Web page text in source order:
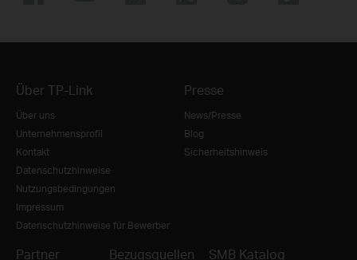
Über TP-Link
Über uns
Unternehmensprofil
Kontakt
Datenschutzhinweise
Nutzungsbedingungen
Impressum
Datenschutzhinweise für Bewerber
Presse
News/Presse
Blog
Sicherheitshinweis
Partner Bezugsquellen SMB Katalog